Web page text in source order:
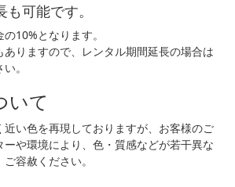
可能です。
10%となります。
りますので、レンタル期間延長の場合は
。
いて
い色を再現しておりますが、お客様のご
ーや環境により、色・質感などが若干異な
容赦ください。